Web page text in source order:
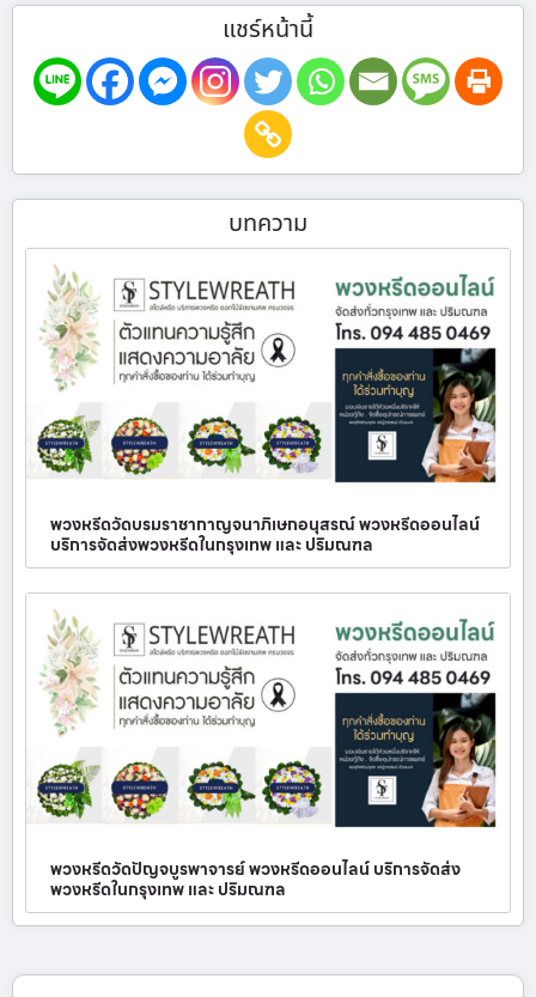
แชร์หน้านี้
บทความ
พวงหรีดวัดบรมราชากาญจนาภิเษกอนุสรณ์ พวงหรีดออนไลน์
บริการจัดส่งพวงหรีดในกรุงเทพ และ ปริมณฑล
พวงหรีดวัดปัญจบูรพาจารย์ พวงหรีดออนไลน์ บริการจัดส่ง
พวงหรีดในกรุงเทพ และ ปริมณฑล